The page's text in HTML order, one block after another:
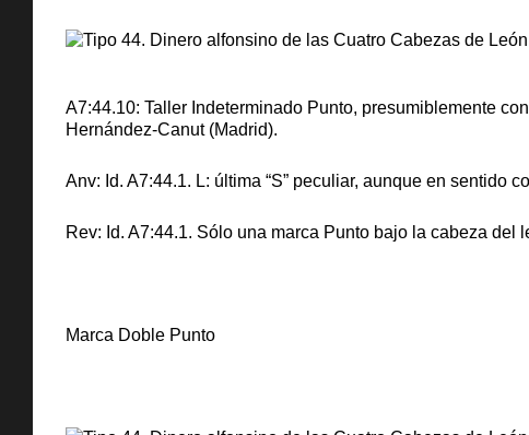
A7:44.10: Taller Indeterminado Punto, presumiblemente
Hernández-Canut (Madrid).
Anv: Id. A7:44.1. L: última “S” peculiar, aunque en sentido
Rev: Id. A7:44.1. Sólo una marca Punto bajo la cabeza del
Marca Doble Punto